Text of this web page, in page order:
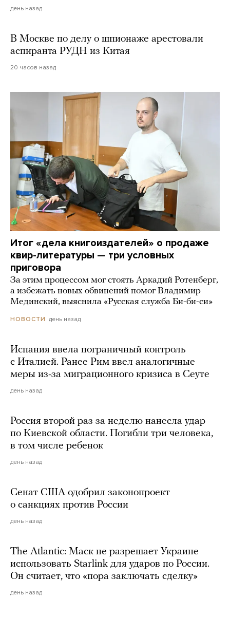
день назад
В Москве по делу о шпионаже арестовали
аспиранта РУДН из Китая
20 часов назад
Итог «дела книгоиздателей» о продаже
квир-литературы — три условных
приговора
За этим процессом мог стоять Аркадий Ротенберг,
а избежать новых обвинений помог Владимир
Мединский, выяснила «Русская служба Би-би-си»
НОВОСТИ день назад
Испания ввела пограничный контроль
с Италией. Ранее Рим ввел аналогичные
меры из-за миграционного кризиса в Сеуте
день назад
Россия второй раз за неделю нанесла удар
по Киевской области. Погибли три человека,
в том числе ребенок
день назад
Сенат США одобрил законопроект
о санкциях против России
день назад
The Atlantic: Маск не разрешает Украине
использовать Starlink для ударов по России.
Он считает, что «пора заключать сделку»
день назад